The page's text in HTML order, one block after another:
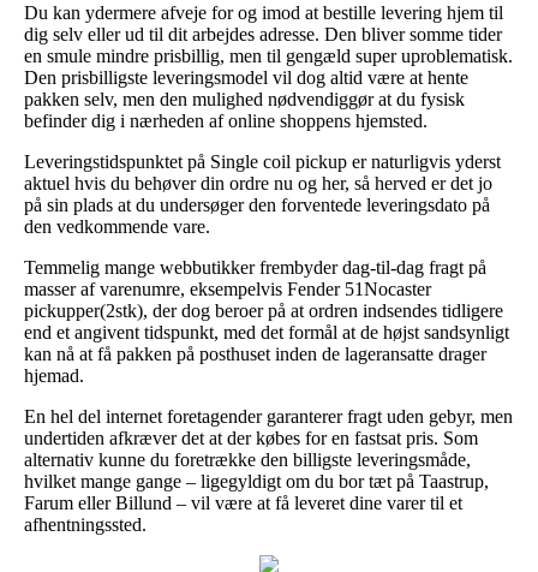
Du kan ydermere afveje for og imod at bestille levering hjem til
dig selv eller ud til dit arbejdes adresse. Den bliver somme tider
en smule mindre prisbillig, men til gengæld super uproblematisk.
Den prisbilligste leveringsmodel vil dog altid være at hente
pakken selv, men den mulighed nødvendiggør at du fysisk
befinder dig i nærheden af online shoppens hjemsted.
Leveringstidspunktet på Single coil pickup er naturligvis yderst
aktuel hvis du behøver din ordre nu og her, så herved er det jo
på sin plads at du undersøger den forventede leveringsdato på
den vedkommende vare.
Temmelig mange webbutikker frembyder dag-til-dag fragt på
masser af varenumre, eksempelvis Fender 51Nocaster
pickupper(2stk), der dog beroer på at ordren indsendes tidligere
end et angivent tidspunkt, med det formål at de højst sandsynligt
kan nå at få pakken på posthuset inden de lageransatte drager
hjemad.
En hel del internet foretagender garanterer fragt uden gebyr, men
undertiden afkræver det at der købes for en fastsat pris. Som
alternativ kunne du foretrække den billigste leveringsmåde,
hvilket mange gange – ligegyldigt om du bor tæt på Taastrup,
Farum eller Billund – vil være at få leveret dine varer til et
afhentningssted.